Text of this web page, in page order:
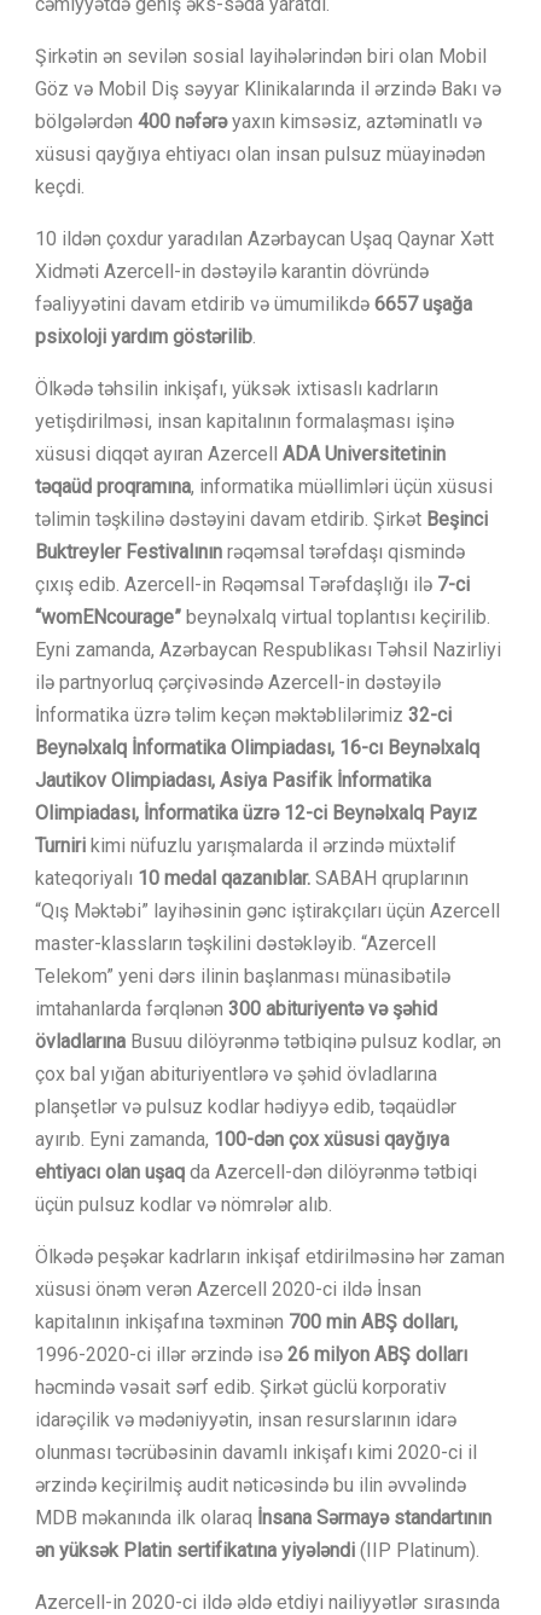
Şirkətin ən sevilən sosial layihələrindən biri olan Mobil
Göz və Mobil Diş səyyar Klinikalarında il ərzində Bakı və
bölgələrdən 400 nəfərəyaxın kimsəsiz, aztəminatlı və
xüsusi qayğıya ehtiyacı olan insan pulsuz müayinədən
keçdi.
10 ildən çoxdur yaradılan Azərbaycan Uşaq Qaynar Xətt
Xidməti Azercell-in dəstəyilə karantin dövründə
fəaliyyətini davam etdirib və ümumilikdə 6657 uşağa
psixoloji yardım göstərilib.
Ölkədə təhsilin inkişafı, yüksək ixtisaslı kadrların
yetişdirilməsi, insan kapitalının formalaşması işinə
xüsusi diqqət ayıran Azercell ADA Universitetinin
təqaüd proqramına, informatika müəllimləri üçün xüsusi
təlimin təşkilinə dəstəyini davam etdirib. Şirkət Beşinci
Buktreyler Festivalının rəqəmsal tərəfdaşı qismində
çıxış edib. Azercell-in Rəqəmsal Tərəfdaşlığı ilə 7-ci
“womENcourage” beynəlxalq virtual toplantısı keçirilib.
Eyni zamanda, Azərbaycan Respublikası Təhsil Nazirliyi
ilə partnyorluq çərçivəsində Azercell-in dəstəyilə
İnformatika üzrə təlim keçən məktəblilərimiz 32-ci
Beynəlxalq İnformatika Olimpiadası, 16-cı Beynəlxalq
Jautikov Olimpiadası, Asiya Pasifik İnformatika
Olimpiadası, İnformatika üzrə 12-ci Beynəlxalq Payız
Turniri kimi nüfuzlu yarışmalarda il ərzində müxtəlif
kateqoriyalı 10 medal qazanıblar. SABAH qruplarının
“Qış Məktəbi” layihəsinin gənc iştirakçıları üçün Azercell
master-klassların təşkilini dəstəkləyib. “Azercell
Telekom” yeni dərs ilinin başlanması münasibətilə
imtahanlarda fərqlənən 300 abituriyentə və şəhid
övladlarına Busuu dilöyrənmə tətbiqinə pulsuz kodlar, ən
çox bal yığan abituriyentlərə və şəhid övladlarına
planşetlər və pulsuz kodlar hədiyyə edib, təqaüdlər
ayırıb. Eyni zamanda, 100-dən çox xüsusi qayğıya
ehtiyacı olan uşaq da Azercell-dən dilöyrənmə tətbiqi
üçün pulsuz kodlar və nömrələr alıb.
Ölkədə peşəkar kadrların inkişaf etdirilməsinə hər zaman
xüsusi önəm verən Azercell 2020-ci ildə İnsan
kapitalının inkişafına təxminən 700 min ABŞ dolları,
1996-2020-ci illər ərzində isə 26 milyon ABŞ dolları
həcmində vəsait sərf edib. Şirkət güclü korporativ
idarəçilik və mədəniyyətin, insan resurslarının idarə
olunması təcrübəsinin davamlı inkişafı kimi 2020-ci il
ərzində keçirilmiş audit nəticəsində bu ilin əvvəlində
MDB məkanında ilk olaraq İnsana Sərmayə standartının
ən yüksək Platin sertifikatına yiyələndi (IIP Platinum).
Azercell-in 2020-ci ildə əldə etdiyi nailiyyətlər sırasında